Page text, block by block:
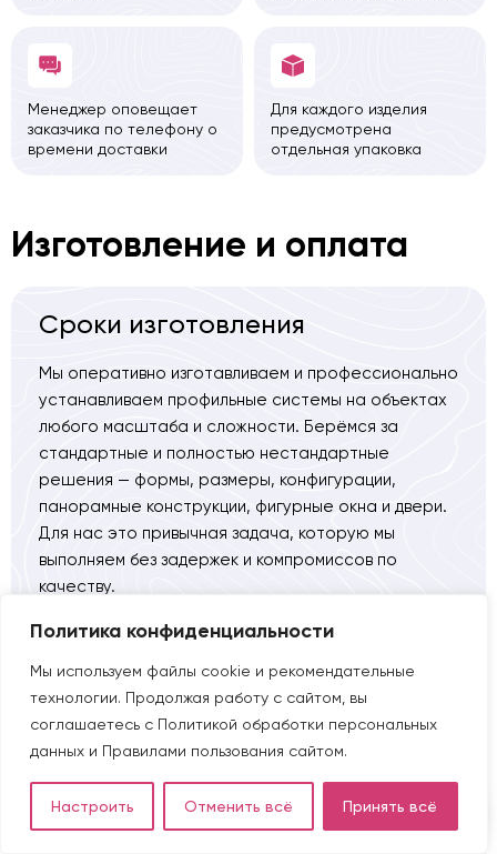
Политика конфиденциальности
Мы используем файлы cookie и рекомендательные
технологии. Продолжая работу с сайтом, вы
соглашаетесь с Политикой обработки персональных
данных и Правилами пользования сайтом.
Настроить Отменить всё Принять всё
Менеджер оповещает
заказчика по телефону о
времени доставки
Для каждого изделия
предусмотрена
отдельная упаковка
Изготовление и оплата
Сроки изготовления
Мы оперативно изготавливаем и профессионально
устанавливаем профильные системы на объектах
любого масштаба и сложности. Берёмся за
стандартные и полностью нестандартные
решения — формы, размеры, конфигурации,
панорамные конструкции, фигурные окна и двери.
Для нас это привычная задача, которую мы
выполняем без задержек и компромиссов по
качеству.
В работе используем только оригинальные,
производителей. Это гарантирует безопасность
конструкции, стабильность геометрии,
долговечность фурнитуры и высокое качество на
каждом этапе производства.
Пластиковые окна
5 дней